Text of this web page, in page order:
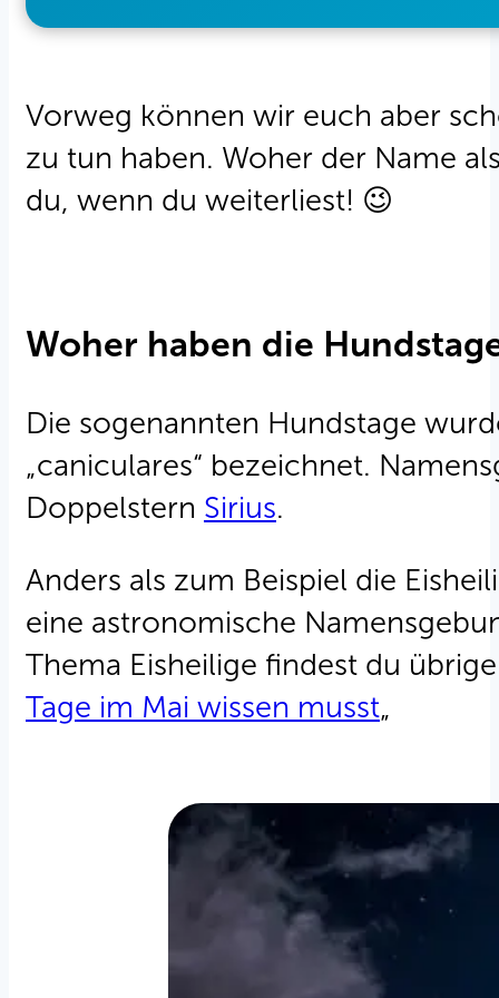
Vorweg können wir euch aber
zu tun haben. Woher der Name
du, wenn du weiterliest! 😉
Woher haben die
Die sogenannten Hundstage
„caniculares“ bezeichnet.
Doppelstern Sirius.
Anders als zum Beispiel die
eine astronomische
Thema Eisheilige findest du
Tage im Mai wissen musst„